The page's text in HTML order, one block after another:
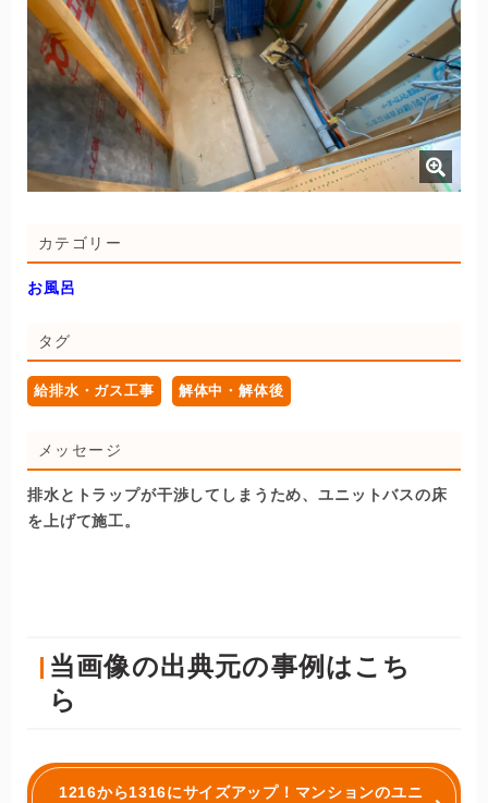
カテゴリー
お風呂
タグ
給排水・ガス工事 解体中・解体後
メッセージ
排水とトラップが干渉してしまうため、ユニットバスの床
を上げて施工。
当画像の出典元の事例はこち
ら
1216から1316にサイズアップ！マンションのユニ